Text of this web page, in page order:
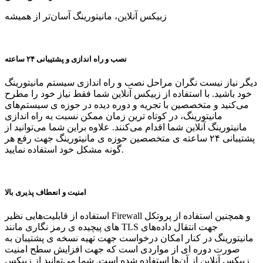
زبیکس آنلاین، مانیتورینگ آسان‌تر از همیشه
نصب و راه اندازی و پشتیبانی ۲۴ ساعته
دیگر نیاز نیست نگران مراحل نصب و راه اندازی سیستم مانیتورینگ
خود باشید. با استفاده از زبیکس آنلاین شما فقط نیاز خود را مطرح
می‌کنید و متخصصین با تجریه و دوره دیده در حوزه ی سیستم‌های
مانیتورینگ، در کوتاه ترین زمان ممکن نسبت به راه اندازی
مانیتورینگ آنلاین شما اقدام می‌کنند. علاوه براین شما می‌توانید از
پشتیبانی ۲۴ ساعته ی متخصصین حوزه ی مانیتورینگ جهت رفع هر
گونه مشکل خود استفاده نمایید.
امنیت و انعطاف پذیری بالا
استفاده از قابلیت‌هایی نظیر Firewall و همچنین استفاده از پروتکل
های پیچیده ی رمز نگاری مانند TLS جهت انتقال داده‌های
مانیتورینگ در کنار امکان درخواست جهت تهیه نسخه ی پشتیبان به
صورت دوره ای از مواردی است که جهت افزایش سطح امنیت
زبیکس آنلاین از آن‌ها استفاده شده است. شما می‌توانید از زبیکس